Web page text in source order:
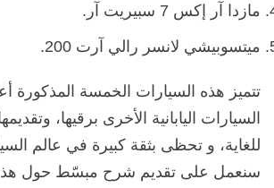
مازدا آر إكس 7 سبيريت آر.
ميتسوبيشي لانسر رالي آرت 200.
تتميز هذه السيارات الخمسة المذكورة
السيارات اليابانية الأخرى برقيها،
للغاية، و تحظى بثقة كبيرة في عالم
سنعمل على تقديم شرح مبسّط حول